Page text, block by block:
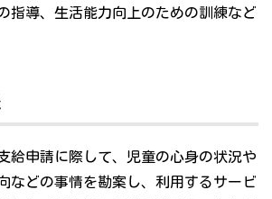
指導、生活能力向上のための訓練など
給申請に際して、児童の心身の状況や
などの事情を勘案し、利用するサービ